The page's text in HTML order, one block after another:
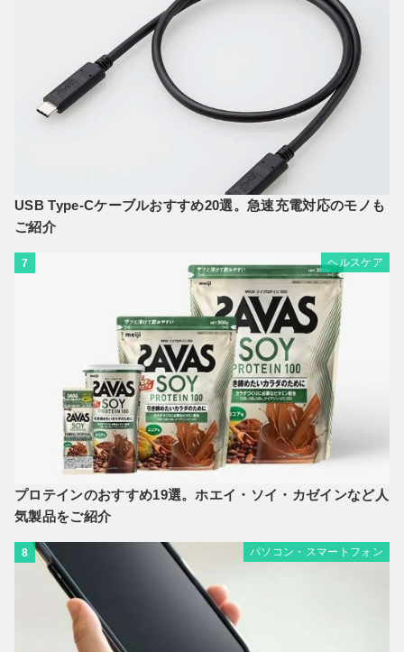
USB Type-Cケーブルおすすめ20選。急速充電対応のモノも
ご紹介
7 ヘルスケア
プロテインのおすすめ19選。ホエイ・ソイ・カゼインなど人
気製品をご紹介
8 パソコン・スマートフォン